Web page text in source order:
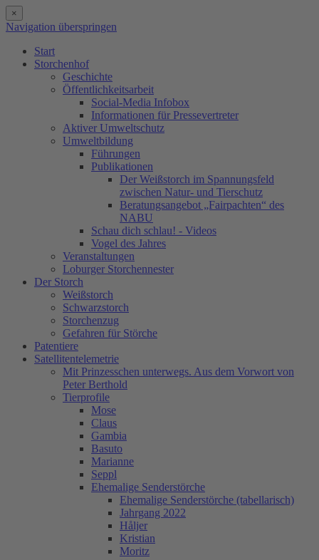
×
Navigation überspringen
Start
Storchenhof
Geschichte
Öffentlichkeitsarbeit
Social-Media Infobox
Informationen für Pressevertreter
Aktiver Umweltschutz
Umweltbildung
Führungen
Publikationen
Der Weißstorch im Spannungsfeld
zwischen Natur- und Tierschutz
Beratungsangebot „Fairpachten“ des
NABU
Schau dich schlau! - Videos
Vogel des Jahres
Veranstaltungen
Loburger Storchennester
Der Storch
Weißstorch
Schwarzstorch
Storchenzug
Gefahren für Störche
Patentiere
Satellitentelemetrie
Mit Prinzesschen unterwegs. Aus dem Vorwort von
Peter Berthold
Tierprofile
Mose
Claus
Gambia
Basuto
Marianne
Seppl
Ehemalige Senderstörche
Ehemalige Senderstörche (tabellarisch)
Jahrgang 2022
Håljer
Kristian
Moritz